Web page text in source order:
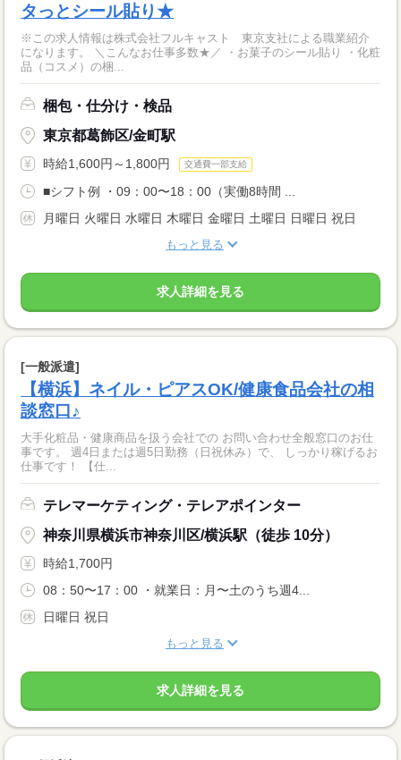
タっとシール貼り★
※この求人情報は株式会社フルキャスト 東京支社による職業紹介
になります。 ＼こんなお仕事多数★／ ・お菓子のシール貼り ・化粧
品（コスメ）の梱...
梱包・仕分け・検品
東京都葛飾区/金町駅
時給1,600円～1,800円 交通費一部支給
■シフト例 ・09：00〜18：00（実働8時間 ...
月曜日 火曜日 水曜日 木曜日 金曜日 土曜日 日曜日 祝日
もっと見る
求人詳細を見る
[一般派遣]
【横浜】ネイル・ピアスOK/健康食品会社の相
談窓口♪
大手化粧品・健康商品を扱う会社での お問い合わせ全般窓口のお仕
事です。 週4日または週5日勤務（日祝休み）で、 しっかり稼げるお
仕事です！ 【仕...
テレマーケティング・テレアポインター
神奈川県横浜市神奈川区/横浜駅（徒歩 10分）
時給1,700円
08：50〜17：00 ・就業日：月〜土のうち週4...
日曜日 祝日
もっと見る
求人詳細を見る